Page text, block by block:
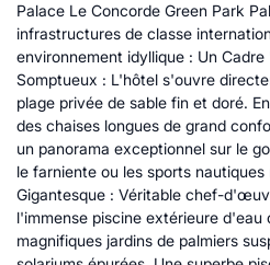
Palace Le Concorde Green Park
infrastructures de classe
environnement idyllique : Un
Somptueux : L'hôtel s'ouvre
plage privée de sable fin et doré.
des chaises longues de grand
un panorama exceptionnel sur le
le farniente ou les sports
Gigantesque : Véritable chef-
l'immense piscine extérieure d'eau
magnifiques jardins de palmiers